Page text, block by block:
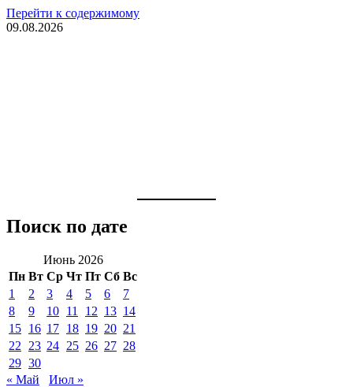
Перейти к содержимому
09.08.2026
Поиск по дате
Июнь 2026
Пн Вт Ср Чт Пт Сб Вс
1
2 3 4 5 6
7
8
9 10 11 12 13 14
15 16 17 18 19 20 21
22
23 24 25 26 27 28
29 30
« Май
Июл »